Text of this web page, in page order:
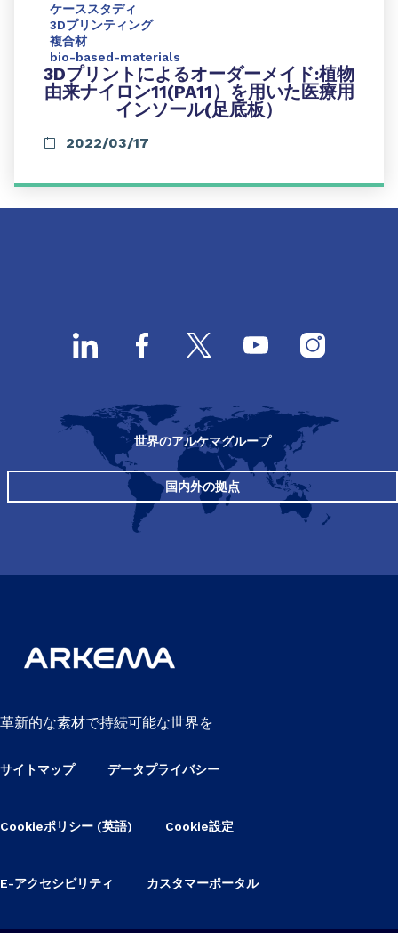
ケーススタディ
3Dプリンティング
複合材
bio-based-materials
3Dプリント によるオーダーメイド:植物
由来ナイロン11(PA11） を用いた医療用
インソール(足底板）
2022/03/17
世界のアルケマグループ
国内外の拠点
革新的な素材で持続可能な世界を
サイトマップ データプライバシー
Cookieポリシー (英語) Cookie設定
E-アクセシビリティ カスタマーポータル